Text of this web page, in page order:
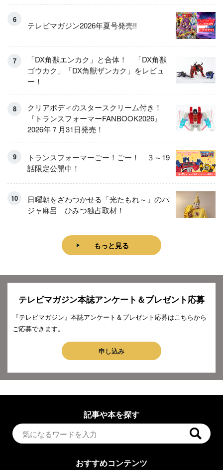
テレビマガジン2026年夏号発売!!
「DX角獣エンカク」と合体！ 「DX角獣
ゴウカク」「DX角獣ザンカク」をレビュ
ー！
クリアボディのスタースクリーム付き！
『トランスフォーマーFANBOOK2026』
2026年７月31日発売！
トランスフォーマーごー！ごー！ ３～19
話限定公開中！
日曜朝をざわつかせる「光たもれ～」のパ
ジャ麻呂 ひみつ独占取材！
もっと見る
テレビマガジン本誌アンケート＆プレゼント応募
『テレビマガジン』本誌アンケート＆プレゼント応募はこちらから
ご応募できます。
申し込み
記事や本を探す
おすすめコンテンツ